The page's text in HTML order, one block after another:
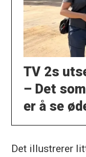
TV 2s
– Det
er å se
Det illustrerer